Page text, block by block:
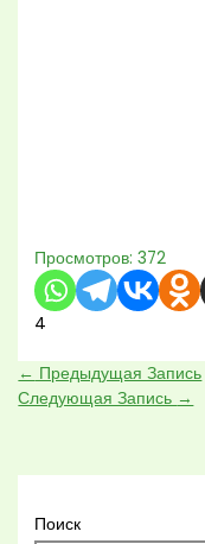
Просмотров: 372
4
← Предыдущая Запись
Следующая Запись →
Поиск